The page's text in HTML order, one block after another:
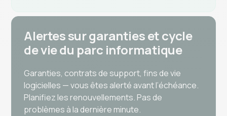
Alertes sur garanties et cycle
de vie du parc informatique
Garanties, contrats de support, fins de vie
logicielles — vous êtes alerté avant l’échéance.
Planifiez les renouvellements. Pas de
problèmes à la dernière minute.